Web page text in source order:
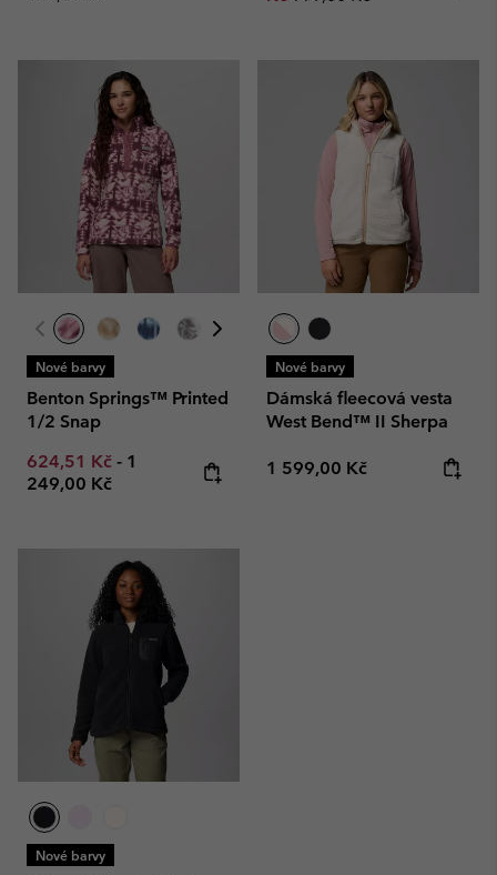
Nové barvy
Benton Springs™ Printed
1/2 Snap
Minimum sale price:
624,51 Kč - Maximum price:
1
249,00 Kč
Nové barvy
Dámská fleecová vesta
West Bend™ II Sherpa
Regular price:
1 599,00 Kč
Nové barvy